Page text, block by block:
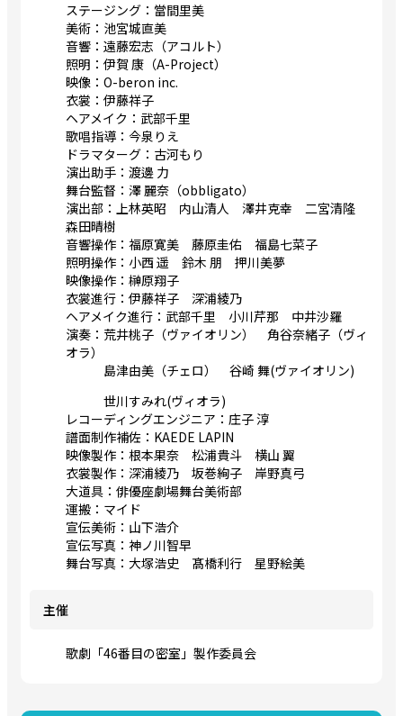
ステージング：當間里美
美術：池宮城直美
音響：遠藤宏志（アコルト）
照明：伊賀 康（A-Project）
映像：O-beron inc.
衣裳：伊藤祥子
ヘアメイク：武部千里
歌唱指導：今泉りえ
ドラマターグ：古河もり
演出助手：渡邊 力
舞台監督：澤 麗奈（obbligato）
演出部：上林英昭 内山清人 澤井克幸 二宮清隆
森田晴樹
音響操作：福原寛美 藤原圭佑 福島七菜子
照明操作：小西 遥 鈴木 朋 押川美夢
映像操作：榊原翔子
衣裳進行：伊藤祥子 深浦綾乃
ヘアメイク進行：武部千里 小川芹那 中井沙羅
演奏：荒井桃子（ヴァイオリン） 角谷奈緒子（ヴィ
オラ）
島津由美（チェロ） 谷崎 舞(ヴァイオリン)
世川すみれ(ヴィオラ)
レコーディングエンジニア：庄子 淳
譜面制作補佐：KAEDE LAPIN
映像製作：根本果奈 松浦貴斗 横山 翼
衣裳製作：深浦綾乃 坂巻絢子 岸野真弓
大道具：俳優座劇場舞台美術部
運搬：マイド
宣伝美術：山下浩介
宣伝写真：神ノ川智早
舞台写真：大塚浩史 髙橋利行 星野絵美
主催
歌劇「46番目の密室」製作委員会